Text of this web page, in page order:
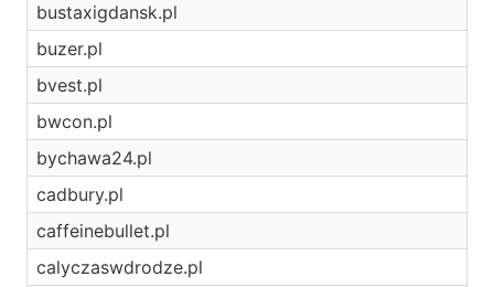
bustaxigdansk.pl
buzer.pl
bvest.pl
bwcon.pl
bychawa24.pl
cadbury.pl
caffeinebullet.pl
calyczaswdrodze.pl